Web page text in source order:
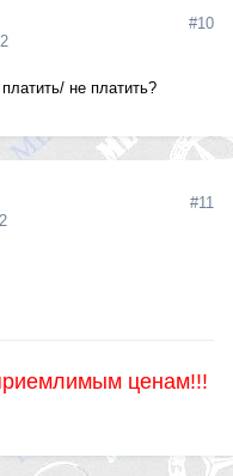
#10
не платить?
#11
ценам!!!